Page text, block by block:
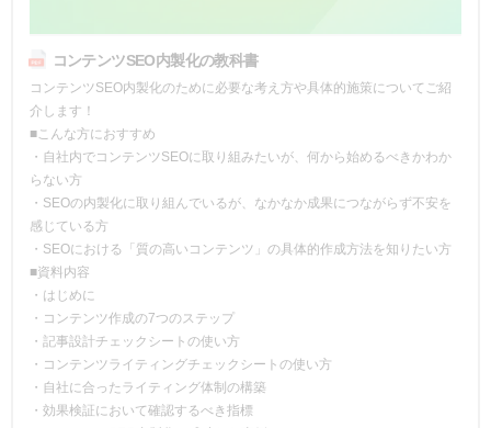
コンテンツSEO内製化の教科書
コンテンツSEO内製化のために必要な考え方や具体的施策についてご紹
介します！
■こんな方におすすめ
・自社内でコンテンツSEOに取り組みたいが、何から始めるべきかわか
らない方
・SEOの内製化に取り組んでいるが、なかなか成果につながらず不安を
感じている方
・SEOにおける「質の高いコンテンツ」の具体的作成方法を知りたい方
■資料内容
・はじめに
・コンテンツ作成の7つのステップ
・記事設計チェックシートの使い方
・コンテンツライティングチェックシートの使い方
・自社に合ったライティング体制の構築
・効果検証において確認するべき指標